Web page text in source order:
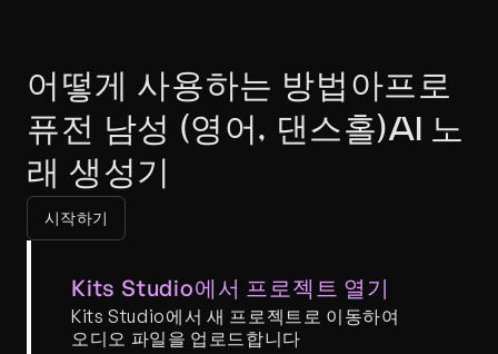
어떻게 사용하는 방법아프로
퓨전 남성 (영어, 댄스홀)AI 노
래 생성기
시작하기
Kits Studio에서 프로젝트 열기
Kits Studio에서 새 프로젝트로 이동하여
오디오 파일을 업로드합니다